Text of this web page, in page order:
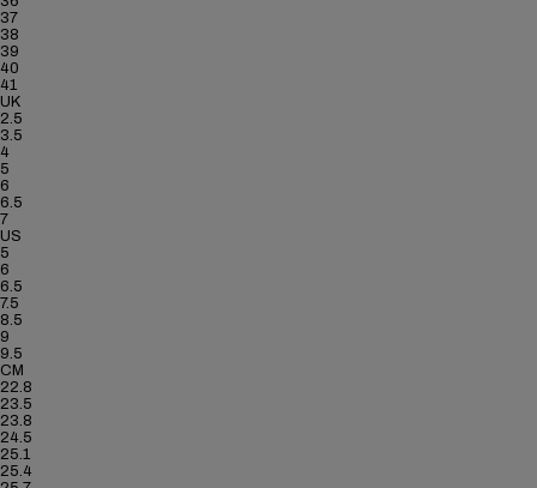
37
38
39
40
41
UK
2.5
3.5
4
5
6
6.5
7
US
5
6
6.5
7.5
8.5
9
9.5
CM
22.8
23.5
23.8
24.5
25.1
25.4